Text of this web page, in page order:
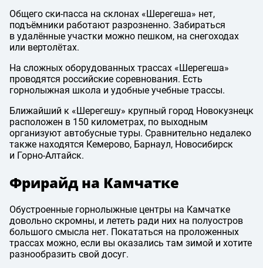
Общего ски-пасса на склонах «Шерегеша» нет,
подъёмники работают разрозненно. Забираться
в удалённые участки можно пешком, на снегоходах
или вертолётах.
На сложных оборудованных трассах «Шерегеша»
проводятся российские соревнования. Есть
горнолыжная школа и удобные учебные трассы.
Ближайший к «Шерегешу» крупный город Новокузнецк
расположен в 150 километрах, по выходным
организуют автобусные туры. Сравнительно недалеко
также находятся Кемерово, Барнаул, Новосибирск
и Горно-Алтайск.
Фрирайд на Камчатке
Обустроенные горнолыжные центры на Камчатке
довольно скромны, и лететь ради них на полуостров
большого смысла нет. Покататься на проложенных
трассах можно, если вы оказались там зимой и хотите
разнообразить свой досуг.